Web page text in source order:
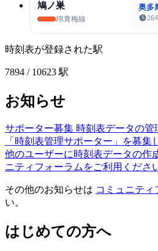
鳩ノ巣
JR青梅線
奥多
26/
時刻表が登録された駅
7894 / 10623 駅
お知らせ
サポーター募集 時刻表データの管
「時刻表管理サポーター」を募集
他のユーザーに時刻表データの作
ニティフォーラムをご利用くださ
その他のお知らせは コミュニティ
い。
はじめての方へ